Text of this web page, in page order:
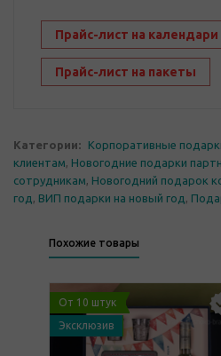
Прайс-лист на календари
Прайс-лист на пакеты
Категории: Корпоративные
клиентам, Новогодние подарки
сотрудникам, Новогодний подарок
год , ВИП подарки на новый год ,
Похожие товары
От 10 штук
Эксклюзив